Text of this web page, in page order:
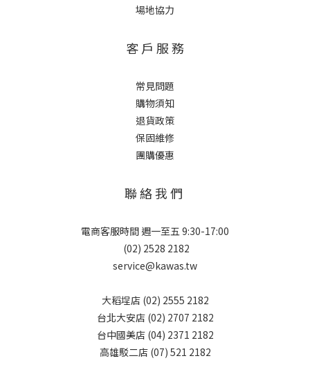
場地協力
客 戶 服 務
常見問題
購物須知
退貨政策
保固維修
團購優惠
聯 絡 我 們
電商客服時間 週一至五 9:30-17:00
(02) 2528 2182
service@kawas.tw
大稻埕店 (02) 2555 2182
台北大安店 (02) 2707 2182
台中國美店 (04) 2371 2182
高雄駁二店 (07) 521 2182